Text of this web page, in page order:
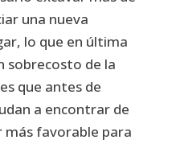
una nueva
lo que en última
sobrecosto de la
que antes de
a encontrar de
más favorable para